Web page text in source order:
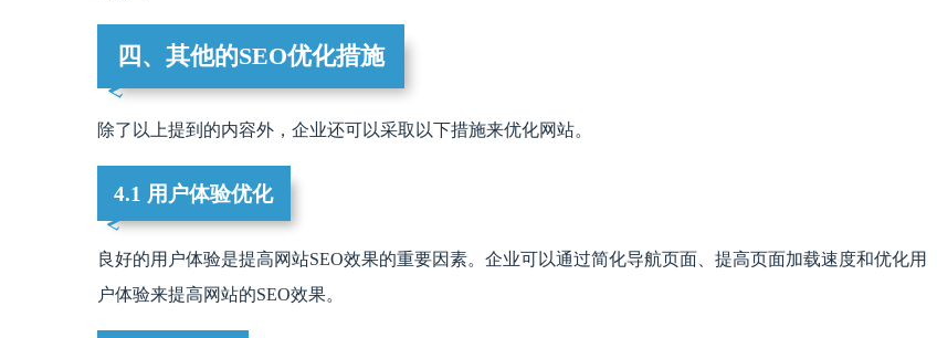
四、其他的SEO优化措施
除了以上提到的内容外，企业还可以采取以下措施来优化网站。
4.1 用户体验优化
良好的用户体验是提高网站SEO效果的重要因素。企业可以通过简化导航页面、提高页面加载速度和优化用
户体验来提高网站的SEO效果。